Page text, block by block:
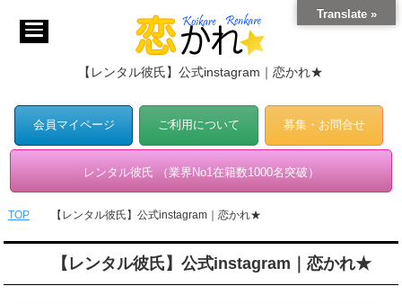
【レンタル彼氏】公式instagram｜恋かれ★
会員マイページ ご利用について 募集・お問合せ
レンタル彼氏 （業界No1在籍数1000名突破）
TOP 【レンタル彼氏】公式instagram｜恋かれ★
【レンタル彼氏】公式instagram｜恋かれ★
Translate »